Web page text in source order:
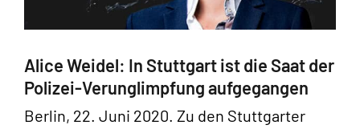
Alice Weidel: In Stuttgart ist die Saat der
Polizei-Verunglimpfung aufgegangen
Berlin, 22. Juni 2020. Zu den Stuttgarter